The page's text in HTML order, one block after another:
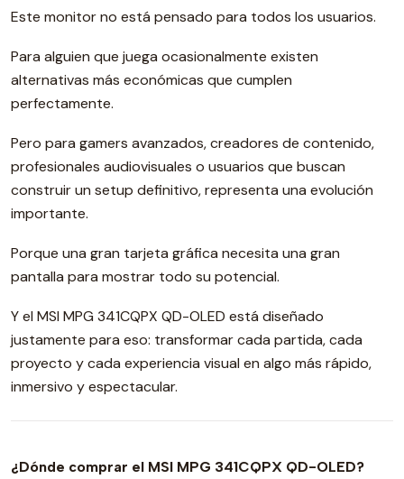
Este monitor no está pensado para todos los usuarios.
Para alguien que juega ocasionalmente existen
alternativas más económicas que cumplen
perfectamente.
Pero para gamers avanzados, creadores de contenido,
profesionales audiovisuales o usuarios que buscan
construir un setup definitivo, representa una evolución
importante.
Porque una gran tarjeta gráfica necesita una gran
pantalla para mostrar todo su potencial.
Y el MSI MPG 341CQPX QD-OLED está diseñado
justamente para eso: transformar cada partida, cada
proyecto y cada experiencia visual en algo más rápido,
inmersivo y espectacular.
¿Dónde comprar el MSI MPG 341CQPX QD-OLED?